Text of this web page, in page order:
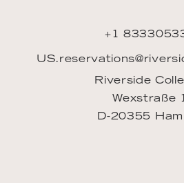
+1
Riverside
Wexstraße
D-20355